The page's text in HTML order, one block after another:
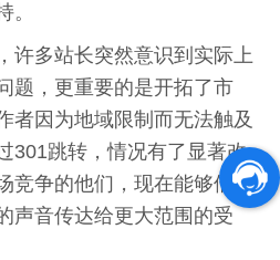
。
许多站长突然意识到实际上
题，更重要的是开拓了市
者因为地域限制而无法触及
301跳转，情况有了显著改
竞争的他们，现在能够借助
声音传达给更大范围的受